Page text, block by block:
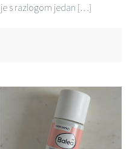
s razlogom jedan […]